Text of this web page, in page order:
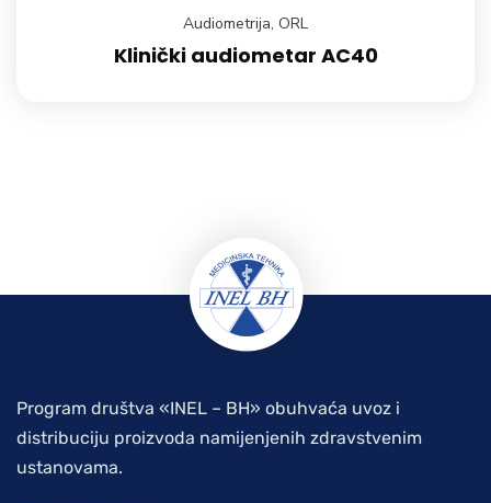
Audiometrija, ORL
Klinički audiometar AC40
Program društva «INEL – BH» obuhvaća uvoz i
distribuciju proizvoda namijenjenih zdravstvenim
ustanovama.